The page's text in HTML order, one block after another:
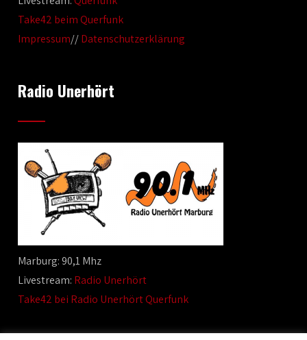
Take42 beim Querfunk
Impressum//Datenschutzerklärung
Radio Unerhört
Marburg: 90,1 Mhz
Livestream: Radio Unerhört
Take42 bei Radio Unerhört Querfunk